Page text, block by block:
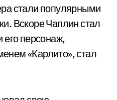
стали популярными
Вскоре Чаплин стал
его персонаж,
«Карлито», стал